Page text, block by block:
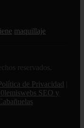
maquillaje
reservados.
de Privacidad
SEO y